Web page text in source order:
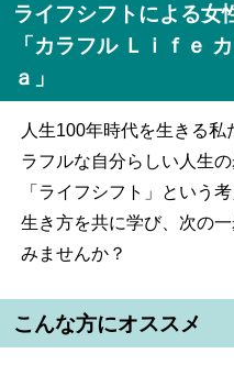
ライフシフトによる女
「カラフル Ｌｉｆｅ
ａ」
人生100年時代を生きる
ラフルな自分らしい人生の
「ライフシフト」という
生き方を共に学び、次の
みませんか？
こんな方にオススメ